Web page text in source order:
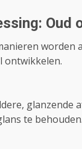
Oud
ontwikkelen.
glanzende
te